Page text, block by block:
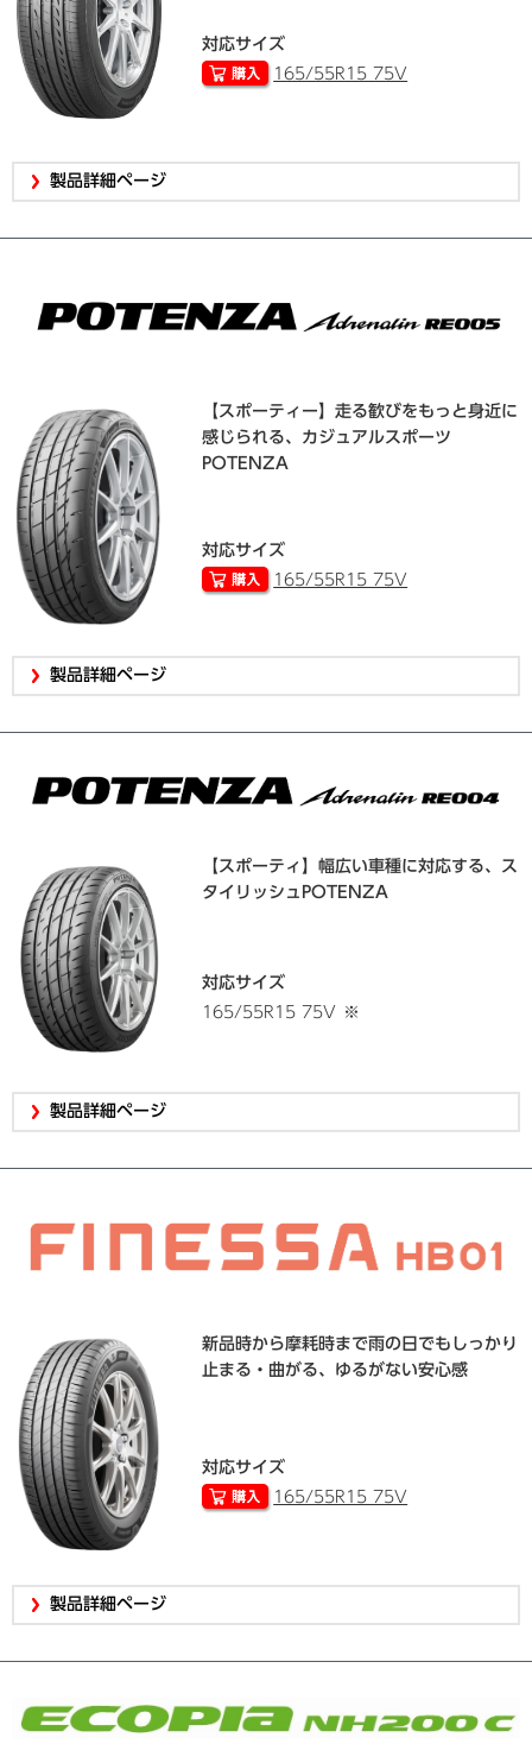
対応サイズ
165/55R15 75V
製品詳細ページ
【スポーティー】走る歓びをもっと身近に
感じられる、カジュアルスポーツ
POTENZA
対応サイズ
165/55R15 75V
製品詳細ページ
【スポーティ】幅広い車種に対応する、ス
タイリッシュPOTENZA
対応サイズ
165/55R15 75V
※
製品詳細ページ
新品時から摩耗時まで雨の日でもしっかり
止まる・曲がる、ゆるがない安心感
対応サイズ
165/55R15 75V
製品詳細ページ